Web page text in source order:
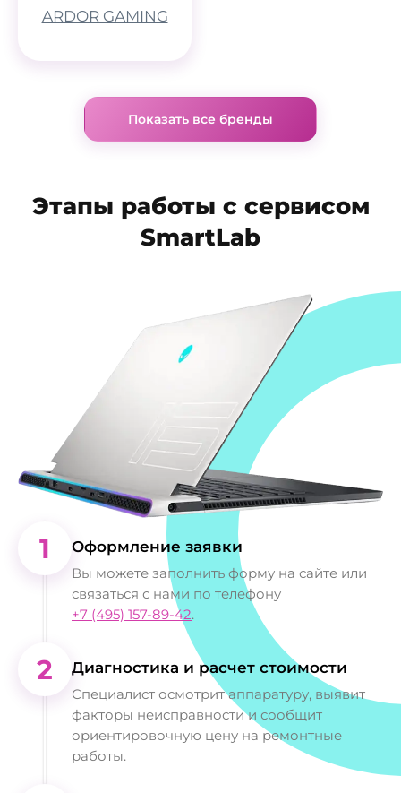
ARDOR GAMING
Показать все бренды
Этапы работы с сервисом
SmartLab
1 Оформление заявки
Вы можете заполнить форму на сайте или
связаться с нами по телефону
+7 (495) 157-89-42.
2 Диагностика и расчет стоимости
Специалист осмотрит аппаратуру, выявит
факторы неисправности и сообщит
ориентировочную цену на ремонтные
работы.